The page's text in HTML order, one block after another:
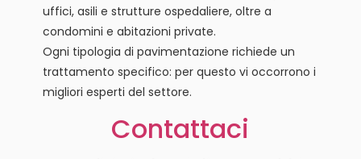
uffici, asili e strutture ospedaliere, oltre a
condomini e abitazioni private.
Ogni tipologia di pavimentazione richiede un
trattamento specifico: per questo vi occorrono i
migliori esperti del settore.
Contattaci